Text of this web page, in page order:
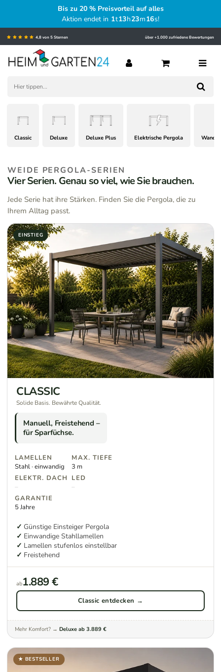
Bis zu 20 % Preisvorteil auf alles
Aktion endet in 1t13h23m14s!
4,8 von 5 Sternen über +1.000 zufriedene Bewertungen
Classic Deluxe Deluxe Plus Elektrische Pergola Wand
WEIDE PERGOLA-SERIEN
Vier Serien. Genau so viel, wie Sie brauchen.
Jede Serie hat ihre Stärken. Finden Sie die Pergola, die zu
Ihrem Alltag passt.
EINSTIEG
CLASSIC
Solide Basis. Bewährte Qualität.
Manuell, Freistehend –
für Sparfüchse.
LAMELLEN
Stahl · einwandig
MAX. TIEFE
3 m
ELEKTR. DACH
–
LED
–
GARANTIE
5 Jahre
Günstige Einsteiger Pergola
Einwandige Stahllamellen
Lamellen stufenlos einstellbar
Freistehend
ab1.889 €
Classic entdecken →
Mehr Komfort? → Deluxe ab 3.889 €
★ BESTSELLER